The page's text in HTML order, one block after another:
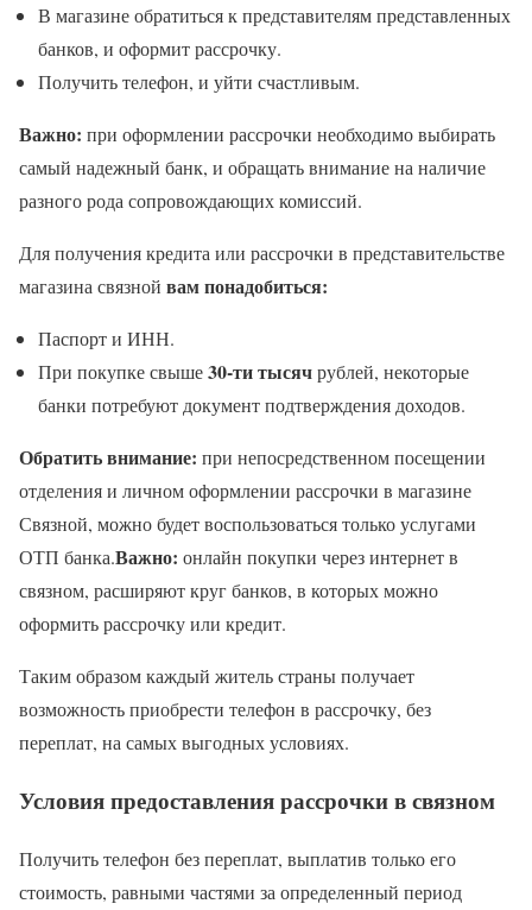
В магазине обратиться к представителям представленных
банков, и оформит рассрочку.
Получить телефон, и уйти счастливым.
Важно: при оформлении рассрочки необходимо выбирать
самый надежный банк, и обращать внимание на наличие
разного рода сопровождающих комиссий.
Для получения кредита или рассрочки в представительстве
магазина связной вам понадобиться:
Паспорт и ИНН.
При покупке свыше30-ти тысячрублей, некоторые
банки потребуют документ подтверждения доходов.
Обратить внимание: при непосредственном посещении
отделения и личном оформлении рассрочки в магазине
Связной, можно будет воспользоваться только услугами
ОТП банка.Важно: онлайн покупки через интернет в
связном, расширяют круг банков, в которых можно
оформить рассрочку или кредит.
Таким образом каждый житель страны получает
возможность приобрести телефон в рассрочку, без
переплат, на самых выгодных условиях.
Условия предоставления рассрочки в связном
Получить телефон без переплат, выплатив только его
стоимость, равными частями за определенный период